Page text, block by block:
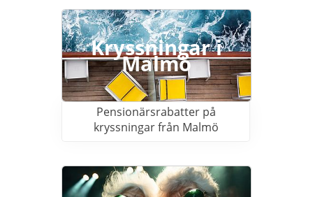
Kryssningar i
Malmö
Pensionärsrabatter på
kryssningar från Malmö